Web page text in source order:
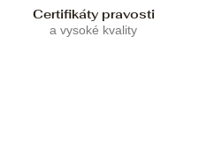
Certifikáty pravosti
a vysoké kvality